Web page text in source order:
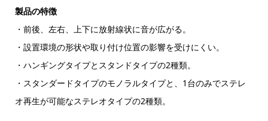
製品の特徴
・前後、左右、上下に放射線状に音が広がる。
・設置環境の形状や取り付け位置の影響を受けにくい。
・ハンギングタイプとスタンドタイプの2種類。
・スタンダードタイプのモノラルタイプと、1台のみでステレ
オ再生が可能なステレオタイプの2種類。